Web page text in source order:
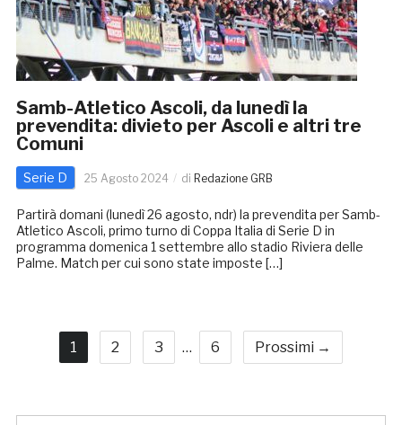
Samb-Atletico Ascoli, da lunedì la
prevendita: divieto per Ascoli e altri tre
Comuni
Serie D 25 Agosto 2024 di Redazione GRB
Partirà domani (lunedì 26 agosto, ndr) la prevendita per Samb-
Atletico Ascoli, primo turno di Coppa Italia di Serie D in
programma domenica 1 settembre allo stadio Riviera delle
Palme. Match per cui sono state imposte […]
1 2 3 … 6 Prossimi →